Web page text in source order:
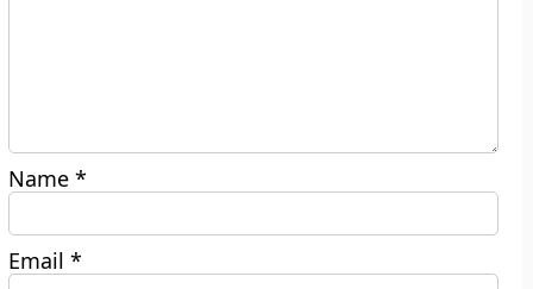
Name*
Email*